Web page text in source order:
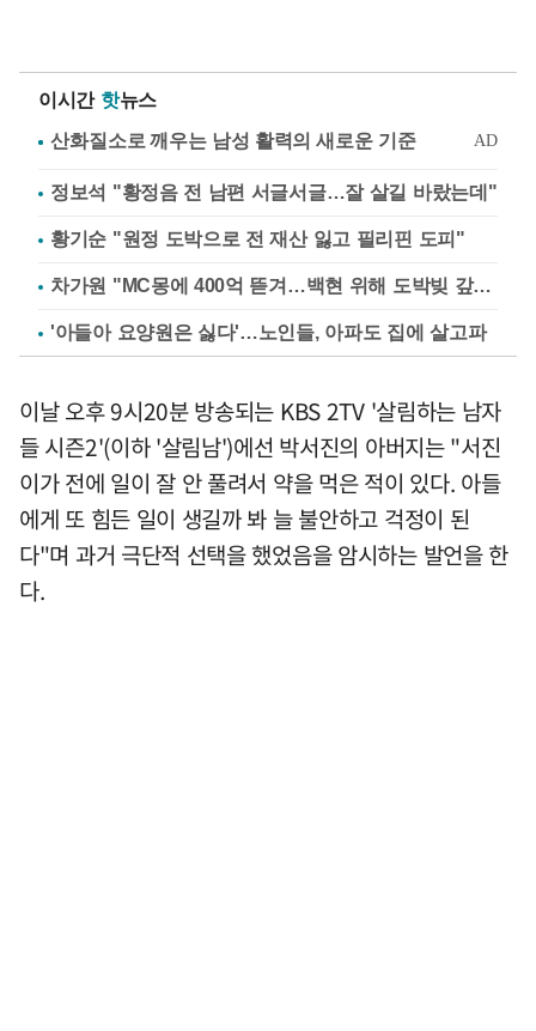
이시간 핫뉴스
정보석 "황정음 전 남편 서글서글…잘 살길 바랐는데"
황기순 "원정 도박으로 전 재산 잃고 필리핀 도피"
차가원 "MC몽에 400억 뜯겨…백현 위해 도박빚 갚아줘"
'아들아 요양원은 싫다'…노인들, 아파도 집에 살고파
이날 오후 9시20분 방송되는 KBS 2TV '살림하는 남자
들 시즌2'(이하 '살림남')에선 박서진의 아버지는 "서진
이가 전에 일이 잘 안 풀려서 약을 먹은 적이 있다. 아들
에게 또 힘든 일이 생길까 봐 늘 불안하고 걱정이 된
다"며 과거 극단적 선택을 했었음을 암시하는 발언을 한
다.